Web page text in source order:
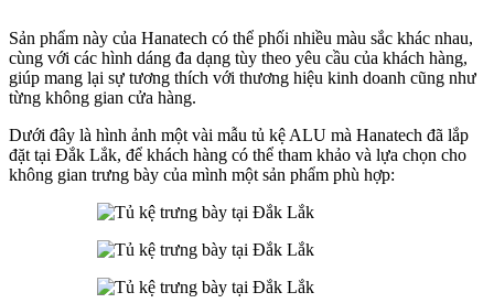
Sản phẩm này của Hanatech có thể phối nhiều màu sắc khác nhau,
cùng với các hình dáng đa dạng tùy theo yêu cầu của khách hàng,
giúp mang lại sự tương thích với thương hiệu kinh doanh cũng như
từng không gian cửa hàng.
Dưới đây là hình ảnh một vài mẫu tủ kệ ALU mà Hanatech đã lắp
đặt tại Đắk Lắk, để khách hàng có thể tham khảo và lựa chọn cho
không gian trưng bày của mình một sản phẩm phù hợp: